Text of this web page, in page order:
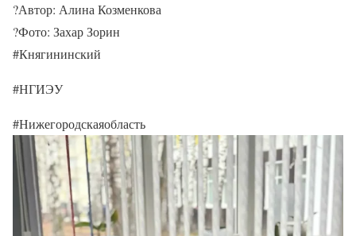
?Автор: Алина Козменкова
?Фото: Захар Зорин
#Княгининский
#НГИЭУ
#Нижегородскаяобласть